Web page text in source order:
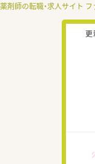
薬剤師の転職・求人サイト
更